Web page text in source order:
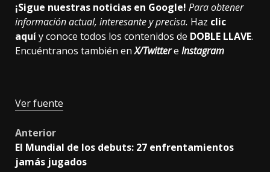
¡Sigue nuestras noticias en Google! Para obtener
información actual, interesante y precisa. Haz clic
aquíy conoce todos los contenidos de DOBLE LLAVE.
Encuéntranos también enX/Twittere Instagram
Ver fuente
Post
navigation
Anterior
El Mundial de los debuts: 27 enfrentamientos
jamás jugados